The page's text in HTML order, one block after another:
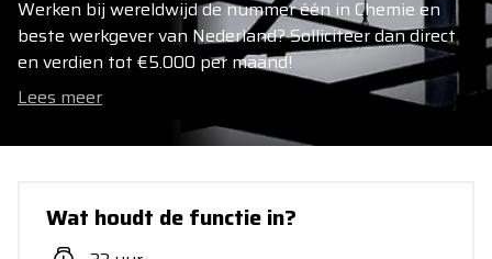
Werken bij wereldwijd de nummer één in Chemie en
beste werkgever van Nederland? Solliciteer dan direct
en verdien tot €5.000 per maand!
Lees meer
Wat houdt de functie in?